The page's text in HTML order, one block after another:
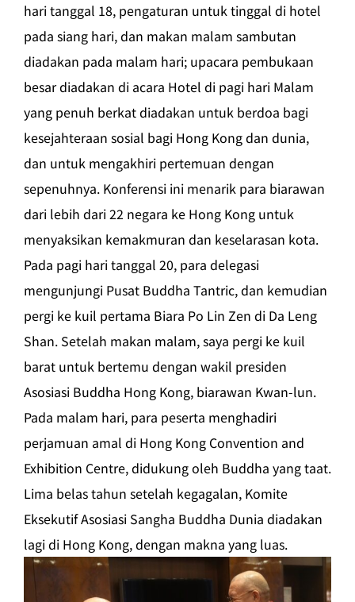
hari tanggal 18, pengaturan untuk tinggal di hotel
pada siang hari, dan makan malam sambutan
diadakan pada malam hari; upacara pembukaan
besar diadakan di acara Hotel di pagi hari Malam
yang penuh berkat diadakan untuk berdoa bagi
kesejahteraan sosial bagi Hong Kong dan dunia,
dan untuk mengakhiri pertemuan dengan
sepenuhnya. Konferensi ini menarik para biarawan
dari lebih dari 22 negara ke Hong Kong untuk
menyaksikan kemakmuran dan keselarasan kota.
Pada pagi hari tanggal 20, para delegasi
mengunjungi Pusat Buddha Tantric, dan kemudian
pergi ke kuil pertama Biara Po Lin Zen di Da Leng
Shan. Setelah makan malam, saya pergi ke kuil
barat untuk bertemu dengan wakil presiden
Asosiasi Buddha Hong Kong, biarawan Kwan-lun.
Pada malam hari, para peserta menghadiri
perjamuan amal di Hong Kong Convention and
Exhibition Centre, didukung oleh Buddha yang taat.
Lima belas tahun setelah kegagalan, Komite
Eksekutif Asosiasi Sangha Buddha Dunia diadakan
lagi di Hong Kong, dengan makna yang luas.